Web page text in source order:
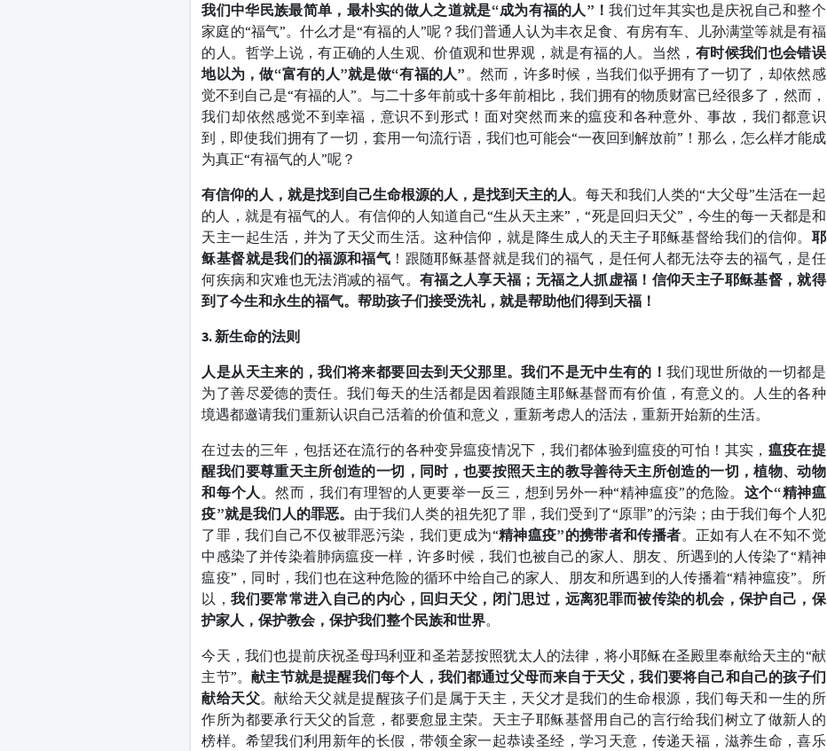
我们中华民族最简单，最朴实的做人之道就是“成为有福的人”！我们过年其实也是庆祝自己和整个
家庭的“福气”。什么才是“有福的人”呢？我们普通人认为丰衣足食、有房有车、儿孙满堂等就是有福
的人。哲学上说，有正确的人生观、价值观和世界观，就是有福的人。当然， 有时候我们也会错误
地以为，做“富有的人”就是做“有福的人”。然而，许多时候，当我们似乎拥有了一切了，却依然感
觉不到自己是“有福的人”。与二十多年前或十多年前相比，我们拥有的物质财富已经很多了，然而，
我们却依然感觉不到幸福，意识不到形式！面对突然而来的瘟疫和各种意外、事故，我们都意识
到，即使我们拥有了一切，套用一句流行语，我们也可能会“一夜回到解放前”！那么，怎么样才能成
为真正“有福气的人”呢？
有信仰的人，就是找到自己生命根源的人，是找到天主的人。每天和我们人类的“大父母”生活在一起
的人，就是有福气的人。有信仰的人知道自己“生从天主来”，“死是回归天父”，今生的每一天都是和
天主一起生活，并为了天父而生活。这种信仰，就是降生成人的天主子耶稣基督给我们的信仰。 耶
稣基督就是我们的福源和福气 ！跟随耶稣基督就是我们的福气，是任何人都无法夺去的福气，是任
何疾病和灾难也无法消减的福气。 有福之人享天福；无福之人抓虚福！信仰天主子耶稣基督，就得
到了今生和永生的福气。帮助孩子们接受洗礼，就是帮助他们得到天福！
3. 新生命的法则
人是从天主来的，我们将来都要回去到天父那里。我们不是无中生有的！我们现世所做的一切都是
为了善尽爱德的责任。我们每天的生活都是因着跟随主耶稣基督而有价值，有意义的。人生的各种
境遇都邀请我们重新认识自己活着的价值和意义，重新考虑人的活法，重新开始新的生活。
在过去的三年，包括还在流行的各种变异瘟疫情况下，我们都体验到瘟疫的可怕！其实， 瘟疫在提
醒我们要尊重天主所创造的一切，同时，也要按照天主的教导善待天主所创造的一切，植物、动物
和每个人。然而，我们有理智的人更要举一反三，想到另外一种“精神瘟疫”的危险。 这个“精神瘟
疫”就是我们人的罪恶。 由于我们人类的祖先犯了罪，我们受到了“原罪”的污染；由于我们每个人犯
了罪，我们自己不仅被罪恶污染，我们更成为“精神瘟疫”的携带者和传播者。正如有人在不知不觉
中感染了并传染着肺病瘟疫一样，许多时候，我们也被自己的家人、朋友、所遇到的人传染了“精神
瘟疫”，同时，我们也在这种危险的循环中给自己的家人、朋友和所遇到的人传播着“精神瘟疫”。所
以，我们要常常进入自己的内心，回归天父，闭门思过，远离犯罪而被传染的机会，保护自己，保
护家人，保护教会，保护我们整个民族和世界。
今天，我们也提前庆祝圣母玛利亚和圣若瑟按照犹太人的法律，将小耶稣在圣殿里奉献给天主的“献
主节”。献主节就是提醒我们每个人，我们都通过父母而来自于天父，我们要将自己和自己的孩子们
献给天父。献给天父就是提醒孩子们是属于天主，天父才是我们的生命根源，我们每天和一生的所
作所为都要承行天父的旨意，都要愈显主荣。天主子耶稣基督用自己的言行给我们树立了做新人的
榜样。希望我们利用新年的长假，带领全家一起恭读圣经，学习天意，传递天福，滋养生命，喜乐